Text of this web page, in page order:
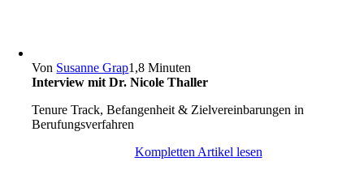
Von Susanne Grap1,8 Minuten
Interview mit Dr. Nicole Thaller
Tenure Track, Befangenheit & Zielvereinbarungen in
Berufungsverfahren
Kompletten Artikel lesen